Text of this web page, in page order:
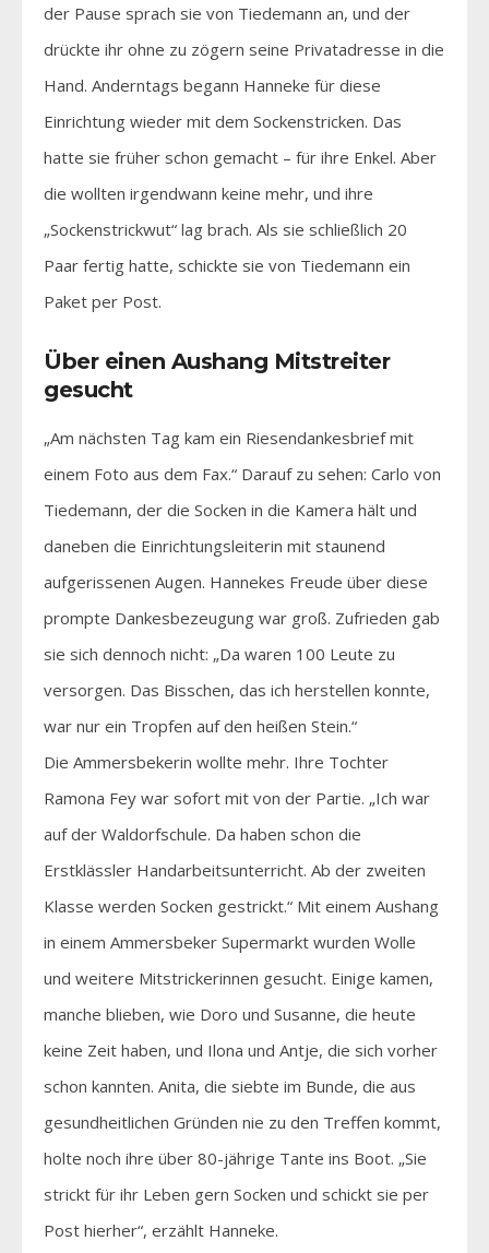
der Pause sprach sie von Tiedemann an, und der
drückte ihr ohne zu zögern seine Privatadresse in die
Hand. Anderntags begann Hanneke für diese
Einrichtung wieder mit dem Sockenstricken. Das
hatte sie früher schon gemacht – für ihre Enkel. Aber
die wollten irgendwann keine mehr, und ihre
„Sockenstrickwut“ lag brach. Als sie schließlich 20
Paar fertig hatte, schickte sie von Tiedemann ein
Paket per Post.
Über einen Aushang Mitstreiter
gesucht
„Am nächsten Tag kam ein Riesendankesbrief mit
einem Foto aus dem Fax.“ Darauf zu sehen: Carlo von
Tiedemann, der die Socken in die Kamera hält und
daneben die Einrichtungsleiterin mit staunend
aufgerissenen Augen. Hannekes Freude über diese
prompte Dankesbezeugung war groß. Zufrieden gab
sie sich dennoch nicht: „Da waren 100 Leute zu
versorgen. Das Bisschen, das ich herstellen konnte,
war nur ein Tropfen auf den heißen Stein.“
Die Ammersbekerin wollte mehr. Ihre Tochter
Ramona Fey war sofort mit von der Partie. „Ich war
auf der Waldorfschule. Da haben schon die
Erstklässler Handarbeitsunterricht. Ab der zweiten
Klasse werden Socken gestrickt.“ Mit einem Aushang
in einem Ammersbeker Supermarkt wurden Wolle
und weitere Mitstrickerinnen gesucht. Einige kamen,
manche blieben, wie Doro und Susanne, die heute
keine Zeit haben, und Ilona und Antje, die sich vorher
schon kannten. Anita, die siebte im Bunde, die aus
gesundheitlichen Gründen nie zu den Treffen kommt,
holte noch ihre über 80-jährige Tante ins Boot. „Sie
strickt für ihr Leben gern Socken und schickt sie per
Post hierher“, erzählt Hanneke.